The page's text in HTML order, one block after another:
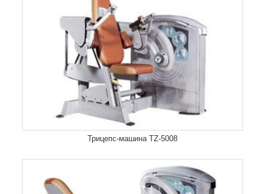
Трицепс-машина TZ-5008